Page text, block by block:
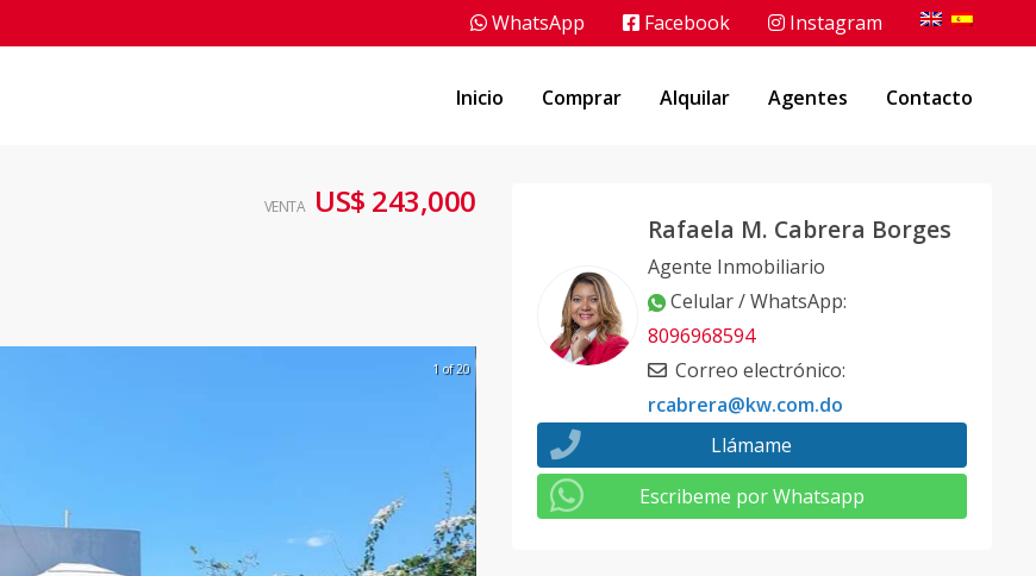
WhatsApp Facebook Instagram
Inicio Comprar Alquilar Agentes Contacto
VENTA US$ 243,000
1 of 20
Rafaela M. Cabrera Borges
Agente Inmobiliario
Celular / WhatsApp:
8096968594
Correo electrónico:
rcabrera@kw.com.do
Llámame
Escribeme por Whatsapp